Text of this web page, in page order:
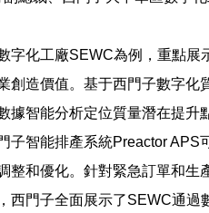
字化工廠SEWC為例，重點展
創造價值。基于西門子數字化
據智能分析定位質量潛在提升
子智能排產系統Preactor APS
整和優化。針對緊急訂單和生
西門子全面展示了SEWC通過